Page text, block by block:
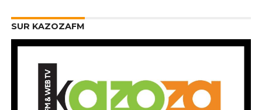
SUR KAZOZAFM